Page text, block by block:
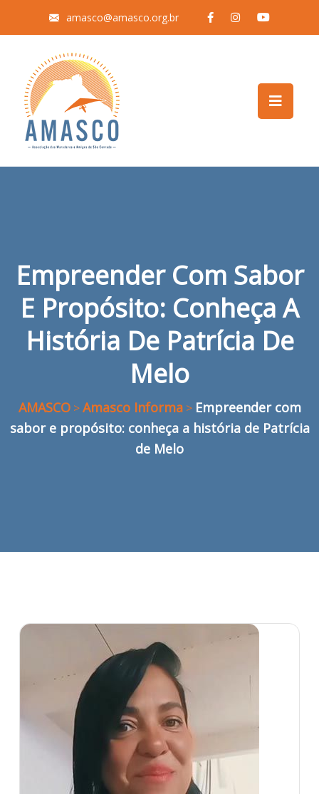
amasco@amasco.org.br
Empreender Com Sabor
E Propósito: Conheça A
História De Patrícia De
Melo
AMASCO>Amasco Informa> Empreender com
sabor e propósito: conheça a história de Patrícia
de Melo